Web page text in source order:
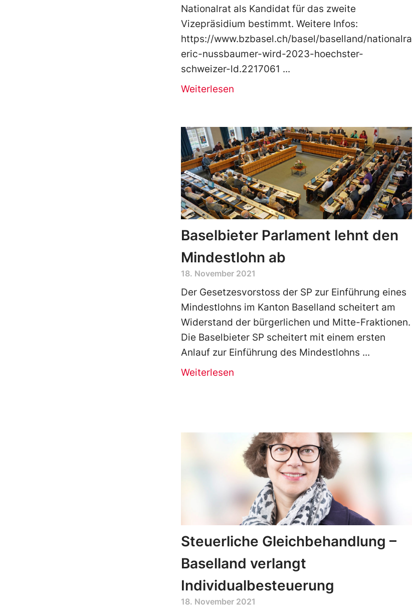
Nationalrat als Kandidat für das zweite
Vizepräsidium bestimmt. Weitere Infos:
https://www.bzbasel.ch/basel/baselland/nationalrat-
eric-nussbaumer-wird-2023-hoechster-
schweizer-ld.2217061
Weiterlesen
Baselbieter Parlament lehnt den
Mindestlohn ab
18. November 2021
Der Gesetzesvorstoss der SP zur Einführung eines
Mindestlohns im Kanton Baselland scheitert am
Widerstand der bürgerlichen und Mitte-Fraktionen.
Die Baselbieter SP scheitert mit einem ersten
Anlauf zur Einführung des Mindestlohns
Weiterlesen
Steuerliche Gleichbehandlung –
Baselland verlangt
Individualbesteuerung
18. November 2021